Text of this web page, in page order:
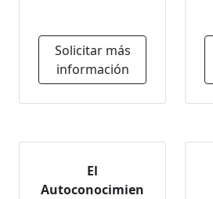
Solicitar más
información
El
Autoconocimien